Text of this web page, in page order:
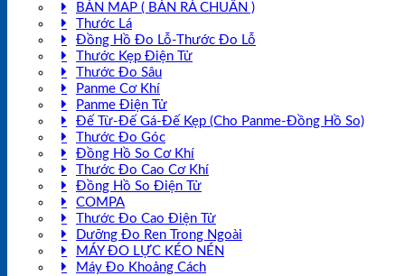
BÀN MAP ( BÀN RÀ CHUẨN )
Thước Lá
Đồng Hồ Đo Lỗ-Thước Đo Lỗ
Thước Kẹp Điện Tử
Thước Đo Sâu
Panme Cơ Khí
Panme Điện Tử
Đế Từ-Đế Gá-Đế Kẹp (Cho Panme-Đồng Hồ So)
Thước Đo Góc
Đồng Hồ So Cơ Khí
Thước Đo Cao Cơ Khí
Đồng Hồ So Điện Tử
COMPA
Thước Đo Cao Điện Tử
Dưỡng Đo Ren Trong Ngoài
MÁY ĐO LỰC KÉO NÉN
Máy Đo Khoảng Cách